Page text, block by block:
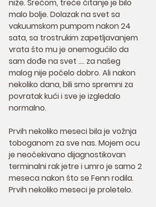
niže. Srećom, treće čitanje je bilo
malo bolje. Dolazak na svet sa
vakuumskom pumpom nakon 24
sata, sa trostrukim zapetljavanjem
vrata što mu je onemogućilo da
sam dođe na svet .... za našeg
malog nije počelo dobro. Ali nakon
nekoliko dana, bili smo spremni za
povratak kući i sve je izgledalo
normalno.
Prvih nekoliko meseci bila je vožnja
toboganom za sve nas. Mojem ocu
je neočekivano dijagnostikovan
terminalni rak jetre i umro je samo 2
meseca nakon što se Fenn rodila.
Prvih nekoliko meseci je proletelo.